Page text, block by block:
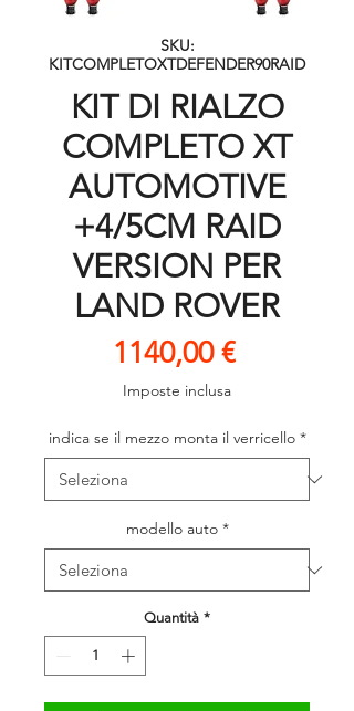
SKU:
KITCOMPLETOXTDEFENDER90RAID
KIT DI RIALZO
COMPLETO XT
AUTOMOTIVE
+4/5CM RAID
VERSION PER
LAND ROVER
1140,00 €Prezzo
Imposte inclusa
indica se il mezzo monta il verricello *
modello auto *
Quantità *